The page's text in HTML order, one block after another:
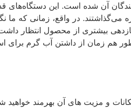
آن شده است. این دستگاه‌های
می‌گذاشتند. در واقع، زمانی که ما
بیشتری از محصول انتظار
طور هم زمان از داشتن آب گرم برای
و مزیت های آن بهرمند خواهید